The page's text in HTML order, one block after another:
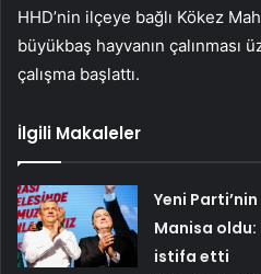
HHD’nin ilçeye bağlı Kökez
büyükbaş hayvanın çalınması
çalışma başlattı.
İlgili Makaleler
Yeni
Manisa oldu:
istifa etti